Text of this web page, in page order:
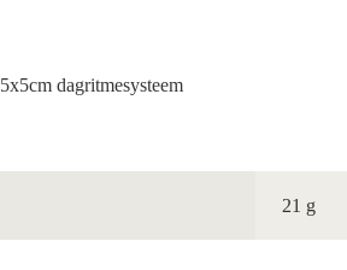
dagritmesysteem
21 g